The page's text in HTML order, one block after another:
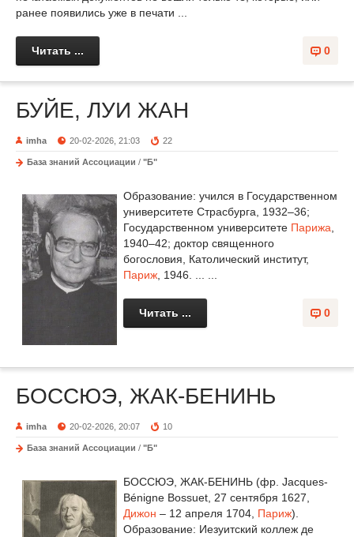
ранее появились уже в печати ...
0
Читать ...
БУЙЕ, ЛУИ ЖАН
imha 20-02-2026, 21:03 22
База знаний Ассоциации / "Б"
Образование: учился в Государственном
университете Страсбурга, 1932–36;
Государственном университете Парижа
1940–42; доктор священного
богословия, Католический институт,
Париж , 1946. ... ...
0
Читать ...
БОССЮЭ, ЖАК-БЕНИНЬ
imha 20-02-2026, 20:07 10
База знаний Ассоциации / "Б"
БОССЮЭ, ЖАК-БЕНИНЬ (фр. Jacques-
Bénigne Bossuet, 27 сентября 1627,
Дижон – 12 апреля 1704, Париж).
Образование: Иезуитский коллеж де